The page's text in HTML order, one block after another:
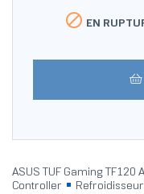
 EN
ASUS TUF Gaming TF120
Controller